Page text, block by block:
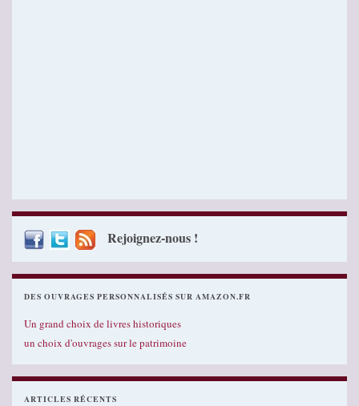
Rejoignez-nous !
DES OUVRAGES PERSONNALISÉS SUR AMAZON.FR
Un grand choix de livres historiques
un choix d'ouvrages sur le patrimoine
ARTICLES RÉCENTS